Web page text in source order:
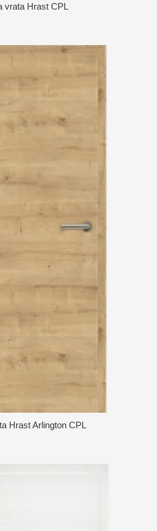
vrata Hrast CPL
Hrast Arlington CPL